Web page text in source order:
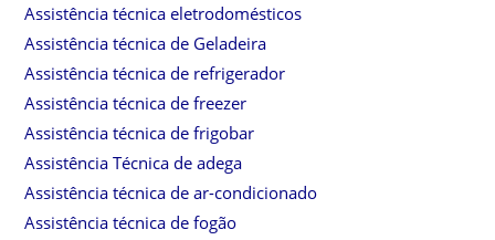
Assistência técnica eletrodomésticos
Assistência técnica de Geladeira
Assistência técnica de refrigerador
Assistência técnica de freezer
Assistência técnica de frigobar
Assistência Técnica de adega
Assistência técnica de ar-condicionado
Assistência técnica de fogão